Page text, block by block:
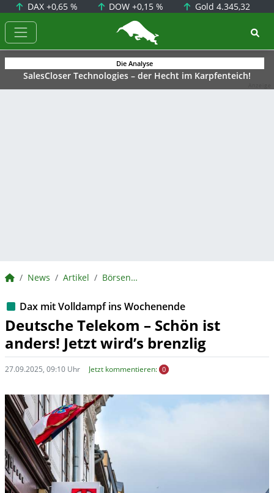
DAX +0,65 % DOW+0,15 % Gold 4.345,32
BörsenNEWS.de
Die Analyse
SalesCloser Technologies – der Hecht im Karpfenteich!
BörsenNEWS.de
News Artikel BörsenNEWS.de
Dax mit Volldampf ins Wochenende
Deutsche Telekom – Schön ist
anders! Jetzt wird’s brenzlig
27.09.2025, 09:10 Uhr Jetzt kommentieren: 0